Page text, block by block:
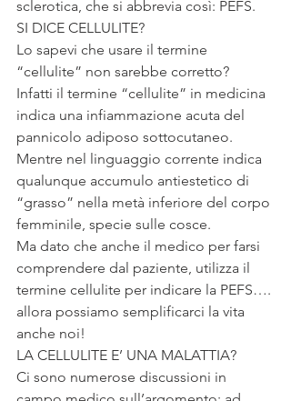
sclerotica, che si abbrevia così: PEFS.
SI DICE CELLULITE?
Lo sapevi che usare il termine
“cellulite” non sarebbe corretto?
Infatti il termine “cellulite” in medicina
indica una infiammazione acuta del
pannicolo adiposo sottocutaneo.
Mentre nel linguaggio corrente indica
qualunque accumulo antiestetico di
“grasso” nella metà inferiore del corpo
femminile, specie sulle cosce.
Ma dato che anche il medico per farsi
comprendere dal paziente, utilizza il
termine cellulite per indicare la PEFS….
allora possiamo semplificarci la vita
anche noi!
LA CELLULITE E’ UNA MALATTIA?
Ci sono numerose discussioni in